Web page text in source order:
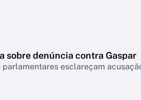
sobre denúncia contra Gaspar
esclareçam